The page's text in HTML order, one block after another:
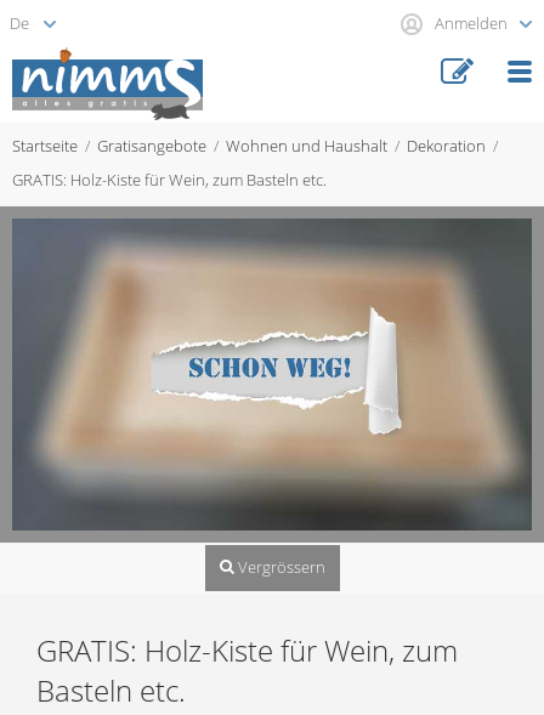
Anmelden
Startseite Gratisangebote Wohnen und Haushalt
Dekoration
GRATIS: Holz-Kiste für Wein, zum Basteln etc.
Vergrössern
GRATIS: Holz-Kiste für Wein, zum
Basteln etc.